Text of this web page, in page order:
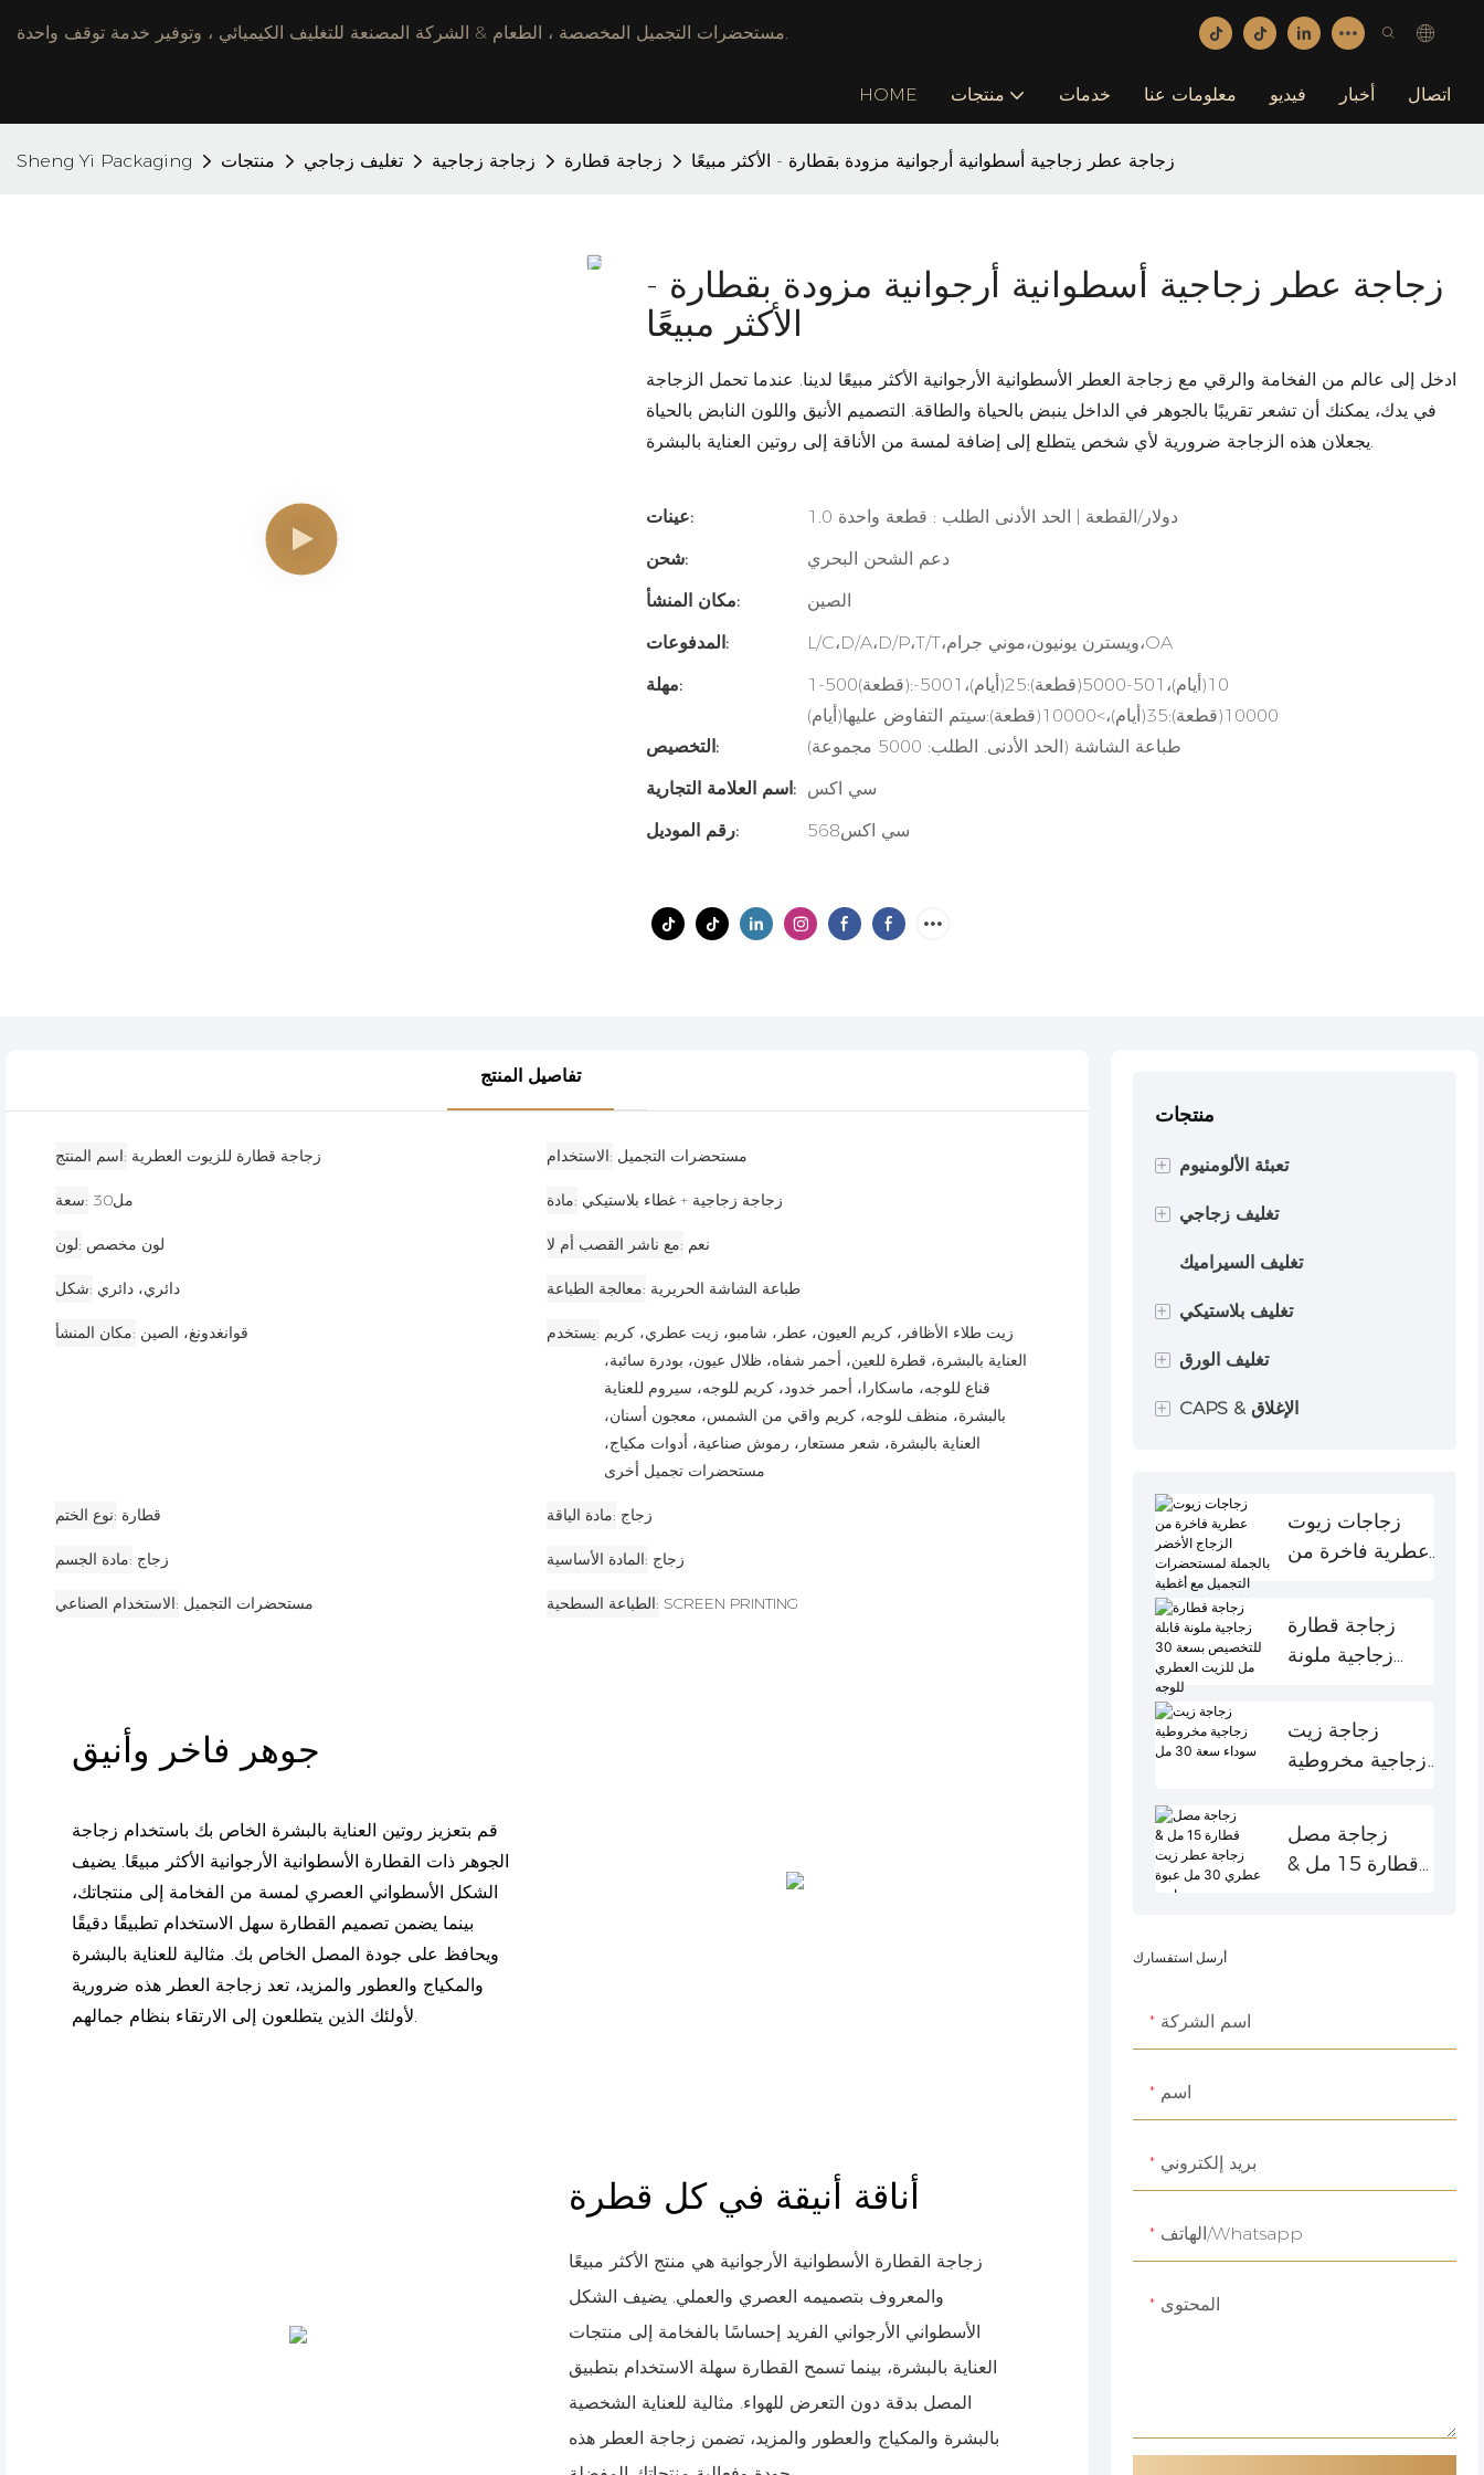
مستحضرات التجميل المخصصة ، الطعام & الشركة المصنعة للتغليف الكيميائي ، وتوفير خدمة توقف واحدة.
HOME منتجات خدمات معلومات عنا فيديو أخبار اتصال
Sheng Yi Packaging منتجات تغليف زجاجي زجاجة زجاجية زجاجة قطارة زجاجة عطر زجاجية أسطوانية أرجوانية مزودة بقطارة - الأكثر مبيعًا
زجاجة عطر زجاجية أسطوانية أرجوانية مزودة بقطارة -
الأكثر مبيعًا
ادخل إلى عالم من الفخامة والرقي مع زجاجة العطر الأسطوانية الأرجوانية الأكثر مبيعًا لدينا. عندما تحمل الزجاجة
في يدك، يمكنك أن تشعر تقريبًا بالجوهر في الداخل ينبض بالحياة والطاقة. التصميم الأنيق واللون النابض بالحياة
عينات:
1.0 دولار/القطعة | الحد الأدنى الطلب : قطعة واحدة
شحن:
دعم الشحن البحري
مكان المنشأ:
الصين
المدفوعات:
L/C،D/A،D/P،T/T،ويسترن يونيون،موني جرام،OA
مهلة:
1-500(قطعة):10(أيام)،501-5000(قطعة):25(أيام)،5001-
10000(قطعة):35(أيام)،>10000(قطعة):سيتم التفاوض عليها(أيام)
التخصيص:
طباعة الشاشة (الحد الأدنى. الطلب: 5000 مجموعة)
اسم العلامة التجارية: سي اكس
رقم الموديل:
سي اكس568
تفاصيل المنتج
اسم المنتج زجاجة قطارة للزيوت العطرية الاستخدام مستحضرات التجميل
سعة مل30 مادة زجاجة زجاجية + غطاء بلاستيكي
لون لون مخصص مع ناشر القصب أم لا نعم
شكل دائري، دائري معالجة الطباعة طباعة الشاشة الحريرية
مكان المنشأ قوانغدونغ، الصين يستخدم زيت طلاء الأظافر، كريم العيون، عطر، شامبو، زيت عطري، كريم
العناية بالبشرة، قطرة للعين، أحمر شفاه، ظلال عيون، بودرة سائبة،
قناع للوجه، ماسكارا، أحمر خدود، كريم للوجه، سيروم للعناية
بالبشرة، منظف للوجه، كريم واقي من الشمس، معجون أسنان،
العناية بالبشرة، شعر مستعار، رموش صناعية، أدوات مكياج،
مستحضرات تجميل أخرى
نوع الختم قطارة مادة الياقة زجاج
مادة الجسم زجاج المادة الأساسية زجاج
الاستخدام الصناعي مستحضرات التجميل الطباعة السطحية SCREEN PRINTING
قم بتعزيز روتين العناية بالبشرة الخاص بك باستخدام زجاجة
الجوهر ذات القطارة الأسطوانية الأرجوانية الأكثر مبيعًا. يضيف
الشكل الأسطواني العصري لمسة من الفخامة إلى منتجاتك،
بينما يضمن تصميم القطارة سهل الاستخدام تطبيقًا دقيقًا
ويحافظ على جودة المصل الخاص بك. مثالية للعناية بالبشرة
والمكياج والعطور والمزيد، تعد زجاجة العطر هذه ضرورية
زجاجة القطارة الأسطوانية الأرجوانية هي منتج الأكثر مبيعًا
والمعروف بتصميمه العصري والعملي. يضيف الشكل
الأسطواني الأرجواني الفريد إحساسًا بالفخامة إلى منتجات
العناية بالبشرة، بينما تسمح القطارة سهلة الاستخدام بتطبيق
المصل بدقة دون التعرض للهواء. مثالية للعناية الشخصية
بالبشرة والمكياج والعطور والمزيد، تضمن زجاجة العطر هذه
منتجات
+ تعبئة الألومنيوم
زجاجة الألومنيوم
القصدير الألمنيوم
يمكن للهباء الجوي
+ تغليف زجاجي
زجاجة زجاجية
جرة زجاجية
تغليف السيراميك
+ تغليف بلاستيكي
زجاجة مضخة بلاستيكية
زجاجة رذاذ البلاستيك
جرة الأكريليك
جرة الحيوانات الأليفة
حاوية مزيل العرق
حاوية بلاستيكية
+ تغليف الورق
حاوية أنبوب الورق
صندوق الهدايا الورقية
كيس ورقي
+ CAPS & الإغلاق
رشاشات الزناد
موزع المضخات
قطرات
غطاء المسمار
زجاجات زيوت
عطرية فاخرة من
بالجملة
لمستحضرات
التجميل مع أغطية
الخيزران
زجاجة قطارة
زجاجية ملونة
للزيت العطري
للوجه
زجاجة زيت
زجاجية مخروطية
مل
زجاجة مصل
قطارة 15 مل &
أرسل استفسارك
اسم الشركة
اسم
بريد إلكتروني
الهاتف/whatsapp
المحتوى